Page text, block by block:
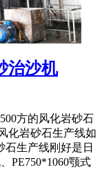
治沙机
方的风化岩砂石
化岩砂石生产线如
生产线刚好是日
PE750*1060颚式